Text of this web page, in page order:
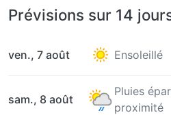
Prévisions sur 14
ven., 7 août Ensoleillé
sam., 8 août
Pluies
proximité